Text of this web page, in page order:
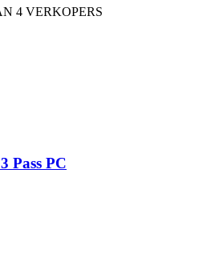
4 VERKOPERS
Pass PC